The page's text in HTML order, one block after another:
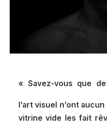
« Savez-vous que
l’art visuel n’ont
vitrine vide les fait